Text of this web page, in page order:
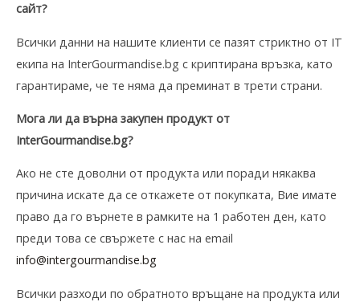
сайт?
Всички данни на нашите клиенти се пазят стриктно от IT
екипа на InterGourmandise.bg с криптирана връзка, като
гарантираме, че те няма да преминат в трети страни.
Мога ли да върна закупен продукт от
InterGourmandise.bg?
Ако не сте доволни от продукта или поради някаква
причина искате да се откажете от покупката, Вие имате
право да го върнете в рамките на 1 работeн ден, като
преди това се свържете с нас на email
info@intergourmandise.bg
Всички разходи по обратното връщане на продукта или